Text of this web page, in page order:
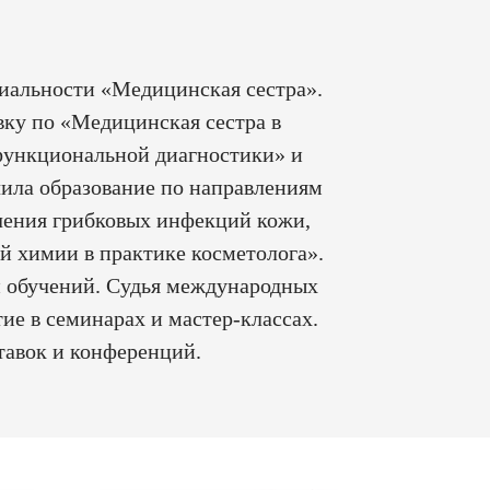
«Медицинская сестра».
по «Медицинская сестра в
диагностики» и
образование по направлениям
грибковых инфекций кожи,
химии в практике косметолога».
обучений. Судья международных
в семинарах и мастер-классах.
и конференций.